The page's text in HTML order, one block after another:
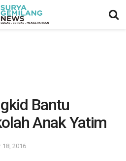
Bantu
Anak Yatim
18, 2016